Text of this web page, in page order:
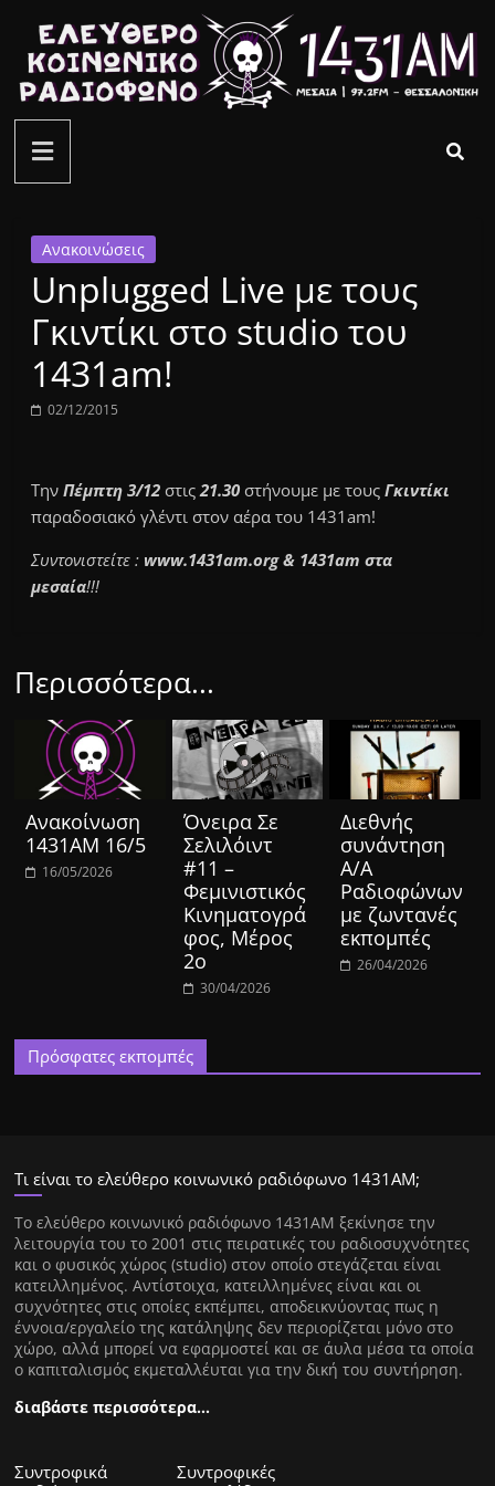
περιεχόμενο
ελεύθερο
κοινωνικό
ραδιόφωνο
1431AM
Ανακοινώσεις
Unplugged Live με τους
Γκιντίκι στο studio του
1431am!
02/12/2015
ΤηνΠέμπτη 3/12 στις21.30στήνουμε με τουςΓκιντίκι
παραδοσιακό γλέντι στον αέρα του 1431am!
Συντονιστείτε : www.1431am.org & 1431am στα
μεσαία!!!
Περισσότερα...
Ανακοίνωση
1431ΑΜ 16/5
16/05/2026
Όνειρα Σε
Σελιλόιντ
#11 –
Φεμινιστικός
Κινηματογρά
φος, Μέρος
2ο
30/04/2026
Διεθνής
συνάντηση
Α/Α
Ραδιοφώνων
με ζωντανές
εκπομπές
26/04/2026
Πρόσφατες εκπομπές
Τι είναι το ελεύθερο κοινωνικό ραδιόφωνο 1431ΑΜ;
Tο ελεύθερο κοινωνικό ραδιόφωνο 1431AM ξεκίνησε την
λειτουργία του το 2001 στις πειρατικές του ραδιοσυχνότητες
και ο φυσικός χώρος (studio) στον οποίο στεγάζεται είναι
κατειλλημένος. Αντίστοιχα, κατειλλημένες είναι και οι
συχνότητες στις οποίες εκπέμπει, αποδεικνύοντας πως η
έννοια/εργαλείο της κατάληψης δεν περιορίζεται μόνο στο
χώρο, αλλά μπορεί να εφαρμοστεί και σε άυλα μέσα τα οποία
ο καπιταλισμός εκμεταλλέυται για την δική του συντήρηση.
διαβάστε περισσότερα…
Συντροφικά
Συντροφικές